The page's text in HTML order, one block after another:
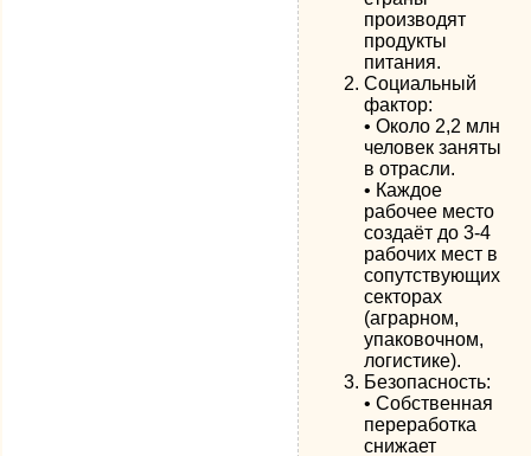
производят
продукты
питания.
Социальный
фактор:
• Около 2,2 млн
человек заняты
в отрасли.
• Каждое
рабочее место
создаёт до 3-4
рабочих мест в
сопутствующих
секторах
(аграрном,
упаковочном,
логистике).
Безопасность:
• Собственная
переработка
снижает